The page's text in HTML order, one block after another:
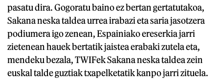
pasatu dira. Gogoratu baino ez bertan gertatutakoa,
Sakana neska taldea urrea irabazi eta saria jasotzera
podiumera igo zenean, Espainiako ereserkia jarri
zietenean hauek bertatik jaistea erabaki zutela eta,
mendeku bezala, TWIFek Sakana neska taldea zein
euskal talde guztiak txapelketatik kanpo jarri zituela.